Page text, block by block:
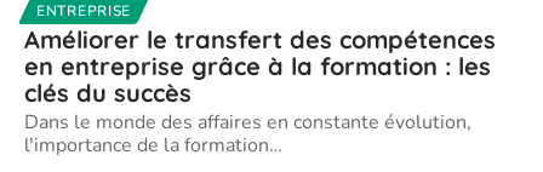
ENTREPRISE
Améliorer le transfert des compétences
en entreprise grâce à la formation : les
clés du succès
Dans le monde des affaires en constante évolution,
l'importance de la formation…